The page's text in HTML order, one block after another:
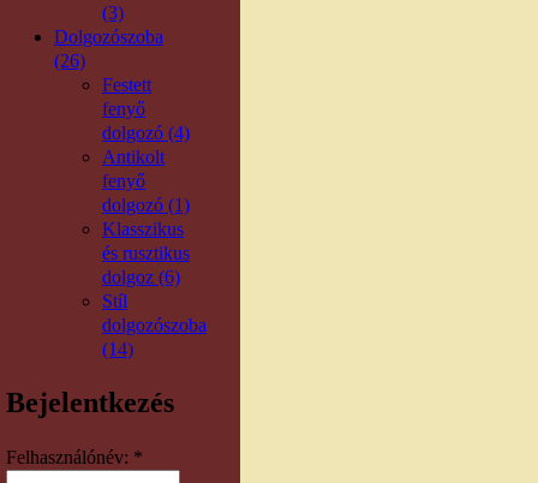
(3)
Dolgozószoba
(26)
Festett
fenyő
dolgozó (4)
Antikolt
fenyő
dolgozó (1)
Klasszikus
és rusztikus
dolgoz (6)
Stíl
dolgozószoba
(14)
Bejelentkezés
Felhasználónév: *